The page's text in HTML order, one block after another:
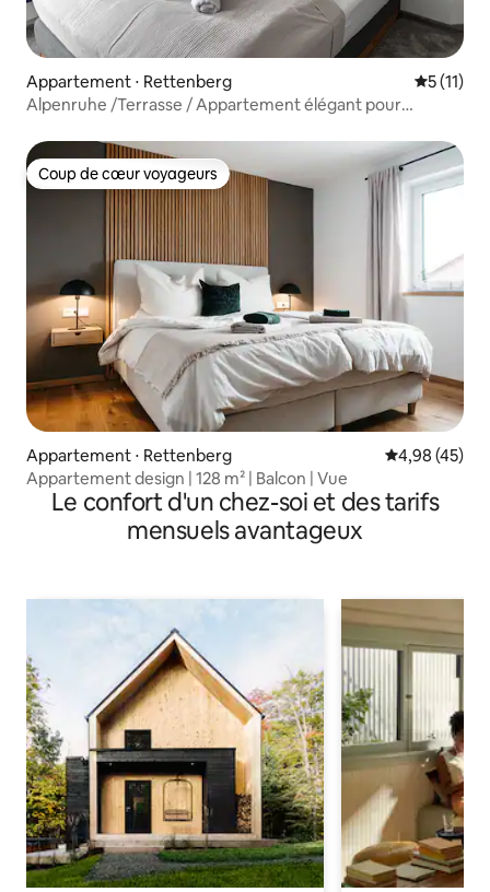
Appartement ⋅ Rettenberg
5 (11)
Alpenruhe /Terrasse / Appartement élégant pour
Coup de cœur voyageurs
Coup de cœur voyageurs
Appartement ⋅ Rettenberg Évaluation
4,98 (45)
Appartement design | 128 m² | Balcon | Vue
Le confort d'un chez-soi et des tarifs
mensuels avantageux